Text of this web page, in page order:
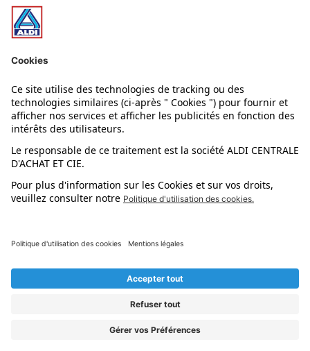
Nos bons plans
Nos rayons
Nos marques
Nos astuces
Évènements
L'application mobile